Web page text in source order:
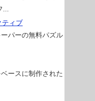
...
ティブ
パーの無料パズル
ースに制作された